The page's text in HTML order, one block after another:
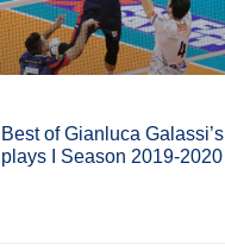
Best of Gianluca Galassi’s
plays I Season 2019-2020